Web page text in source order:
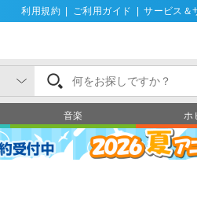
利用規約 ご利用ガイド サービス＆
音楽 ホ